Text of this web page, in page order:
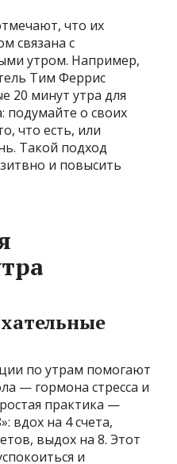
что их
связана с
утром. Например,
Тим Феррис
20 минут утра для
подумайте о своих
что есть, или
Такой подход
и повысить
по утрам помогают
— гормона стресса и
практика —
вдох на 4 счета,
выдох на 8. Этот
и